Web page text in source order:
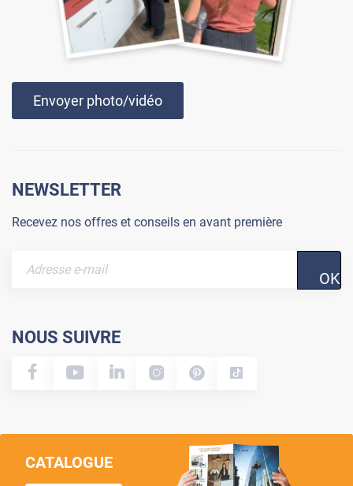
Envoyer photo/vidéo
NEWSLETTER
Recevez nos offres et conseils en avant première
OK
NOUS SUIVRE
CATALOGUE